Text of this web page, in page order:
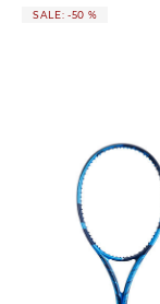
SALE: -50 %